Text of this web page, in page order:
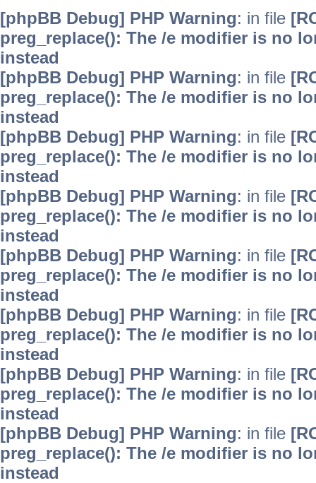
[phpBB Debug] PHP Warning: in file
preg_replace(): The /e modifier is no
instead
[phpBB Debug] PHP Warning: in file
preg_replace(): The /e modifier is no
instead
[phpBB Debug] PHP Warning: in file
preg_replace(): The /e modifier is no
instead
[phpBB Debug] PHP Warning: in file
preg_replace(): The /e modifier is no
instead
[phpBB Debug] PHP Warning: in file
preg_replace(): The /e modifier is no
instead
[phpBB Debug] PHP Warning: in file
preg_replace(): The /e modifier is no
instead
[phpBB Debug] PHP Warning: in file
preg_replace(): The /e modifier is no
instead
[phpBB Debug] PHP Warning: in file
preg_replace(): The /e modifier is no
instead